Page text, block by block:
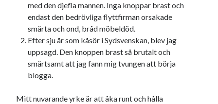
Kategorier
Etiketter
#blogg100
barnen basket bil
medden djefla mannen. Inga knoppar brast och
endast den bedrövliga flyttfirman orsakade
smärta och ond, bråd möbeldöd.
Efter sju år som kåsör i Sydsvenskan, blev jag
uppsagd. Den knoppen brast så brutalt och
smärtsamt att jag fann mig tvungen att börja
blogga.
Mitt nuvarande yrke är att åka runt och hålla